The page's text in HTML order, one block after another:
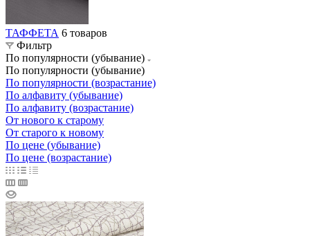
ТАФФЕТА 6 товаров
Фильтр
По популярности (убывание)
По популярности (убывание)
По популярности (возрастание)
По алфавиту (убывание)
По алфавиту (возрастание)
От нового к старому
От старого к новому
По цене (убывание)
По цене (возрастание)